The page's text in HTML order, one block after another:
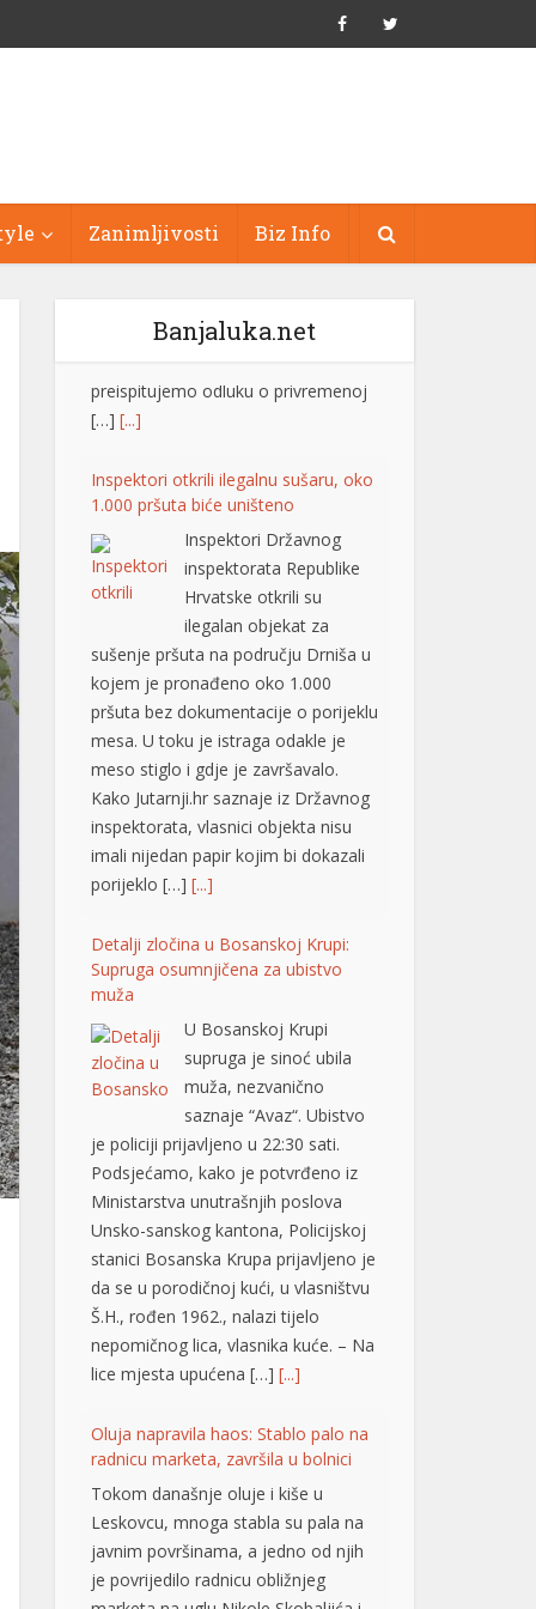
Zanimljivosti Biz Info
Banjaluka.net
Inspektori otkrili ilegalnu sušaru, oko
1.000 pršuta biće uništeno
Inspektori Državnog
inspektorata Republike
Hrvatske otkrili su
ilegalan objekat za
sušenje pršuta na području Drniša u
kojem je pronađeno oko 1.000
pršuta bez dokumentacije o porijeklu
mesa. U toku je istraga odakle je
meso stiglo i gdje je završavalo.
Kako Jutarnji.hr saznaje iz Državnog
inspektorata, vlasnici objekta nisu
imali nijedan papir kojim bi dokazali
porijeklo […]
[...]
Detalji zločina u Bosanskoj Krupi:
Supruga osumnjičena za ubistvo
U Bosanskoj Krupi
supruga je sinoć ubila
muža, nezvanično
saznaje “Avaz“. Ubistvo
je policiji prijavljeno u 22:30 sati.
Podsjećamo, kako je potvrđeno iz
Ministarstva unutrašnjih poslova
Unsko-sanskog kantona, Policijskoj
stanici Bosanska Krupa prijavljeno je
da se u porodičnoj kući, u vlasništvu
Š.H., rođen 1962., nalazi tijelo
nepomičnog lica, vlasnika kuće. – Na
lice mjesta upućena […]
Oluja napravila haos: Stablo palo na
radnicu marketa, završila u bolnici
Tokom današnje oluje i kiše u
Leskovcu, mnoga stabla su pala na
javnim površinama, a jedno od njih
je povrijedilo radnicu obližnjeg
marketa na uglu Nikole Skobaljića i
Radničke ulice, potvrđeno je
Jugmedii u Hitnoj pomoći. Riječ je o